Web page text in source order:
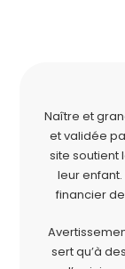
Naître et
et validée
site soutient
leur
financier
sert qu’à